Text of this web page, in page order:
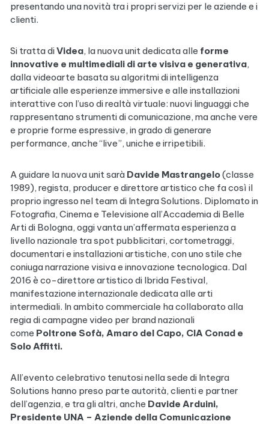
presentando una novità tra i propri servizi per le aziende e i
clienti.
Si tratta diVidea, la nuova unit dedicata alle forme
innovative e multimediali di arte visiva e generativa,
dalla videoarte basata su algoritmi di intelligenza
artificiale alle esperienze immersive e alle installazioni
interattive con l’uso di realtà virtuale: nuovi linguaggi che
rappresentano strumenti di comunicazione, ma anche vere
e proprie forme espressive, in grado di generare
performance, anche “live”, uniche e irripetibili.
A guidare la nuova unit sarà Davide Mastrangelo(classe
1989), regista, producer e direttore artistico che fa così il
proprio ingresso nel team di Integra Solutions. Diplomato in
Fotografia, Cinema e Televisione all’Accademia di Belle
Arti di Bologna, oggi vanta un’affermata esperienza a
livello nazionale tra spot pubblicitari, cortometraggi,
documentari e installazioni artistiche, con uno stile che
coniuga narrazione visiva e innovazione tecnologica. Dal
2016 è co-direttore artistico di Ibrida Festival,
manifestazione internazionale dedicata alle arti
intermediali. In ambito commerciale ha collaborato alla
regia di campagne video per brand nazionali
come Poltrone Sofà, Amaro del Capo, CIA Conad e
Solo Affitti.
All’evento celebrativo tenutosi nella sede di Integra
Solutions hanno preso parte autorità, clienti e partner
dell’agenzia, e tra gli altri, anche Davide Arduini,
Presidente UNA – Aziende della Comunicazione